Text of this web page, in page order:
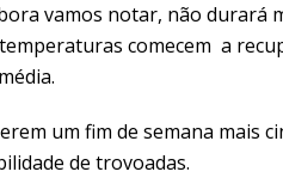
vamos notar, não durará
comecem a
um fim de semana mais
de trovoadas.